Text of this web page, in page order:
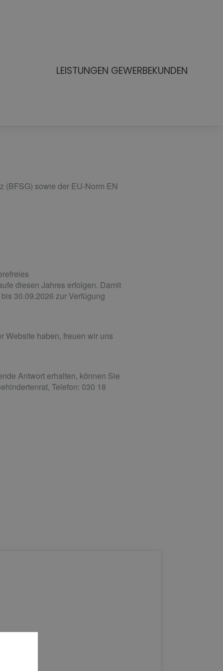
LEISTUNGEN GEWERBEKUNDEN
(BFSG) sowie der EU-Norm EN
diesen Jahres erfolgen. Damit
30.09.2026 zur Verfügung
Website haben, freuen wir uns
Antwort erhalten, können Sie
Telefon: 030 18